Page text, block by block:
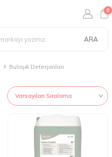
ARA
0
Bulaşık Deterjanları